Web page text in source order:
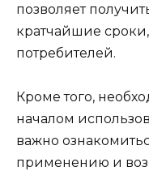
позволяет
кратчайшие
потребителей.
Кроме того,
началом
важно
применению и